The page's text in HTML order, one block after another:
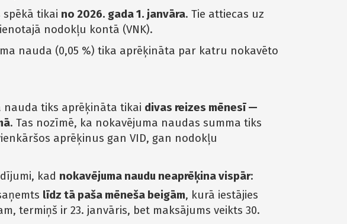
spēkā tikai no 2026. gada 1. janvāra. Tie attiecas uz
nodokļu kontā (VNK).
nauda (0,05 %) tika aprēķināta par katru nokavēto
nauda tiks aprēķināta tikai divas reizes mēnesī —
. Tas nozīmē, ka nokavējuma naudas summa tiks
aprēķinus gan VID, gan nodokļu
kad nokavējuma naudu neaprēķina vispār:
līdz tā paša mēneša beigām, kurā iestājies
termiņš ir 23. janvāris, bet maksājums veikts 30.